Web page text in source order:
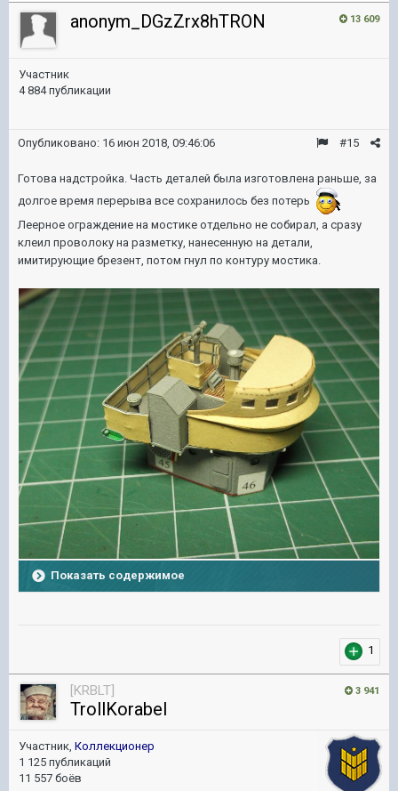
13 609
anonym_DGzZrx8hTRON
Участник
4 884 публикации
#15
Опубликовано: 16 июн 2018, 09:46:06
Готова надстройка. Часть деталей была изготовлена раньше, за
долгое время перерыва все сохранилось без потерь
Леерное ограждение на мостике отдельно не собирал, а сразу
клеил проволоку на разметку, нанесенную на детали,
имитирующие брезент, потом гнул по контуру мостика.
Показать содержимое
1
3 941
[KRBLT]
TrollKorabel
Участник, Коллекционер
1 125 публикаций
11 557 боёв